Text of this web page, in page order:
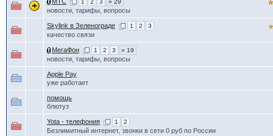
1 2 3 » 29
новости, тарифы, вопросы
Skylink в Зеленограде 1 2 3
качество связи
МегаФон 1 2 3 » 19
новости, тарифы, вопросы
Apple Pay
уже работает
помощь
блютуз
Yota - телефония 1 2
Безлимитный интернет, звонки в сети 0 руб по России